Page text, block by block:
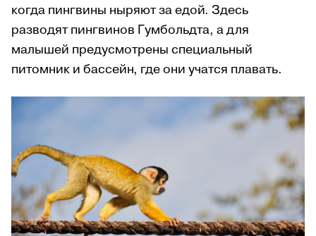
когда пингвины ныряют за едой. Здесь
разводят пингвинов Гумбольдта, а для
малышей предусмотрены специальный
питомник и бассейн, где они учатся плавать.